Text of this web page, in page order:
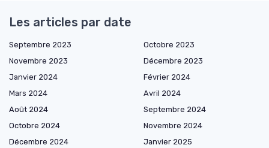
Les articles par date
Septembre 2023
Octobre 2023
Novembre 2023
Décembre 2023
Janvier 2024
Février 2024
Mars 2024
Avril 2024
Août 2024
Septembre 2024
Octobre 2024
Novembre 2024
Décembre 2024
Janvier 2025